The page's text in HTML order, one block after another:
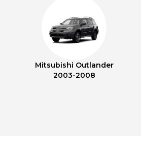
Mitsubishi Outlander
2003-2008